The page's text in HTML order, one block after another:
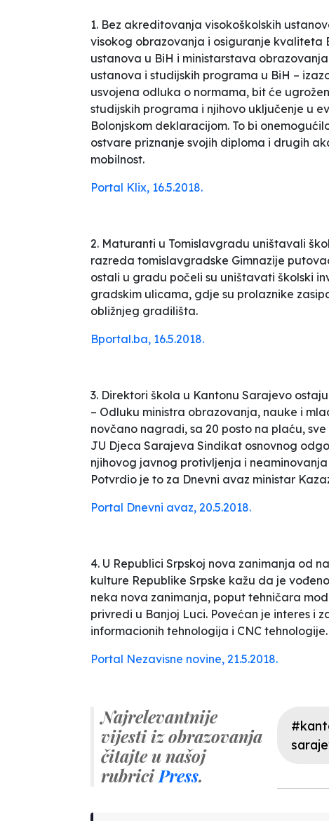
1. Bez akreditovanja visokoškolskih
visokog obrazovanja i osiguranje kvaliteta
ustanova u BiH i ministarstava
ustanova i studijskih programa u BiH –
usvojena odluka o normama, bit će
studijskih programa i njihovo uključenje u
Bolonjskom deklaracijom. To bi
ostvare priznanje svojih diploma i drugih
mobilnost.
Portal Klix, 16.5.2018.
2. Maturanti u Tomislavgradu uništavali
razreda tomislavgradske Gimnazije
ostali u gradu počeli su uništavati školski
gradskim ulicama, gdje su prolaznike
obližnjeg gradilišta.
Bportal.ba, 16.5.2018.
3. Direktori škola u Kantonu Sarajevo
– Odluku ministra obrazovanja, nauke i
novčano nagradi, sa 20 posto na plaću,
JU Djeca Sarajeva Sindikat osnovnog
njihovog javnog protivljenja i
Potvrdio je to za Dnevni avaz ministar
Portal Dnevni avaz, 20.5.2018.
4. U Republici Srpskoj nova zanimanja od
kulture Republike Srpske kažu da je
neka nova zanimanja, poput tehničara
privredi u Banjoj Luci. Povećan je interes i
informacionih tehnologija i CNC tehnologije.
Portal Nezavisne novine, 21.5.2018.
Najrelevantnije
vijesti iz obrazovanja
čitajte u našoj
rubriciPress.